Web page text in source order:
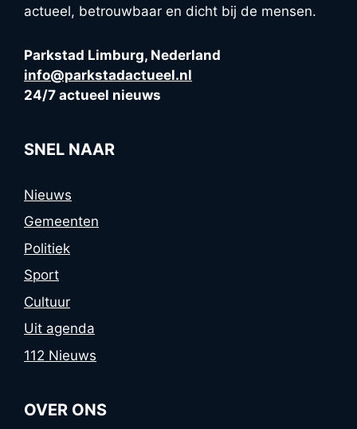
actueel, betrouwbaar en dicht bij de mensen.
Parkstad Limburg, Nederland
info@parkstadactueel.nl
24/7 actueel nieuws
SNEL NAAR
Nieuws
Gemeenten
Politiek
Sport
Cultuur
Uit agenda
112 Nieuws
OVER ONS